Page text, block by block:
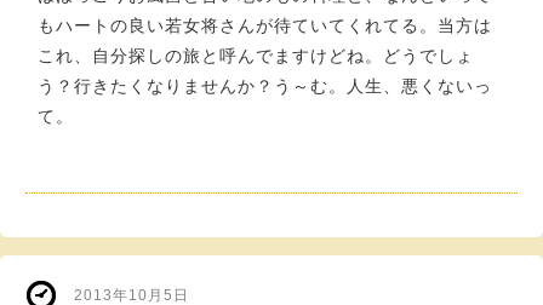
もハートの良い若女将さんが待ていてくれてる。当方は
これ、自分探しの旅と呼んでますけどね。どうでしょ
う？行きたくなりませんか？う～む。人生、悪くないっ
て。
2013年10月5日